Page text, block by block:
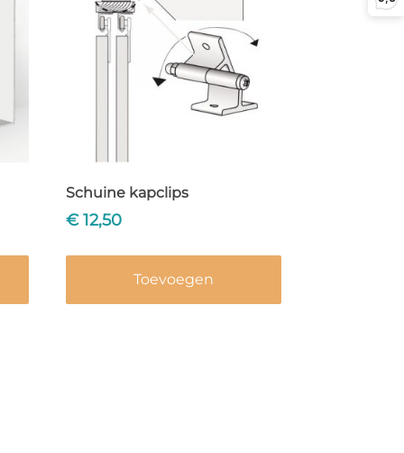
Schuine kapclips
€12,50
Toevoegen